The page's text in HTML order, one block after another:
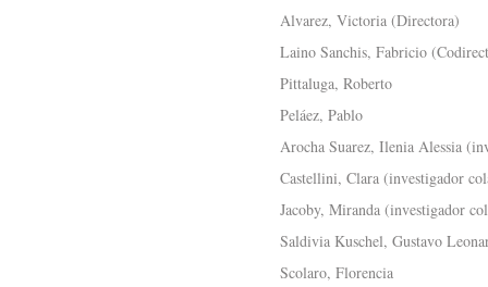
SUS
AGENTES
DE
GOBIERNO
XVI-
XIX)
Alvarez, Victoria (Directora)
Laino Sanchis, Fabricio
Pittaluga, Roberto
Peláez, Pablo
Arocha Suarez, Ilenia Alessia
Castellini, Clara (investigador
Jacoby, Miranda (investigador
Saldivia Kuschel, Gustavo
Scolaro, Florencia